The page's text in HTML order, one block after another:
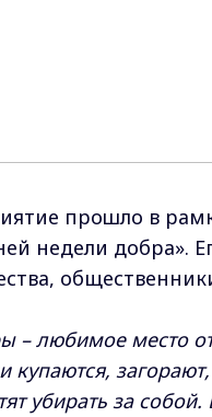
прошло в
недели добра».
– любимое место
купаются,
убирать за